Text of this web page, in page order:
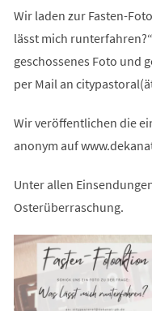
Wir laden zur Fasten-
lässt mich
geschossenes Foto und
per Mail an
Wir veröffentlichen die
anonym auf
Unter allen
Osterüberraschung.